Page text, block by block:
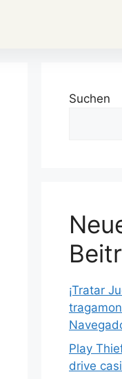
Suchen
¡Tratar
Play
drive